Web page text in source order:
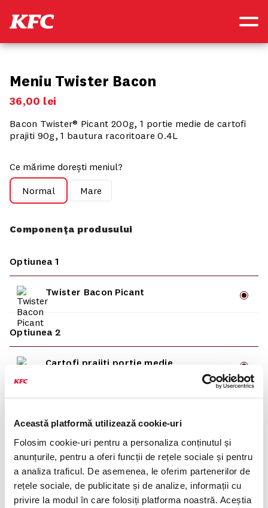
Această platformă utilizează cookie-uri
Folosim cookie-uri pentru a personaliza conținutul și
anunțurile, pentru a oferi funcții de rețele sociale și pentru
a analiza traficul. De asemenea, le oferim partenerilor de
rețele sociale, de publicitate și de analize, informații cu
privire la modul în care folosiți platforma noastră. Aceștia
Meniu Twister Bacon
36,00 lei
Bacon Twister® Picant 200g, 1 portie medie de cartofi
prajiti 90g, 1 bautura racoritoare 0.4L
Ce mărime dorești meniul?
Normal
Mare
Componența produsului
Optiunea 1
Twister Bacon Picant
Optiunea 2
Cartofi prajiti portie medie
Coca-Cola Zero 0.4L
Fanta 0.4L